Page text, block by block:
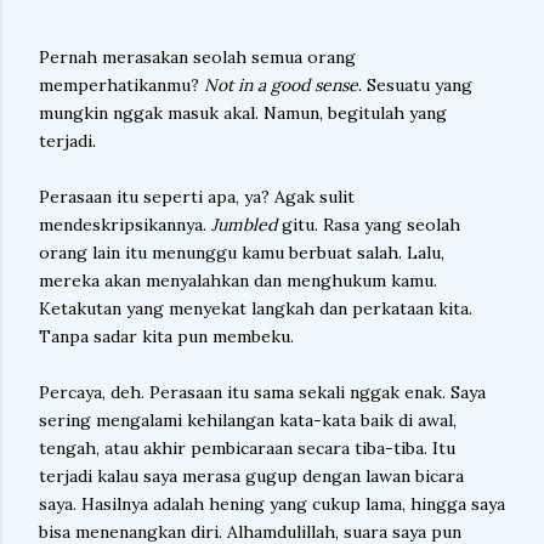
Pernah merasakan seolah semua orang
memperhatikanmu? Not in a good sense. Sesuatu yang
mungkin nggak masuk akal. Namun, begitulah yang
terjadi.
Perasaan itu seperti apa, ya? Agak sulit
mendeskripsikannya. Jumbledgitu. Rasa yang seolah
orang lain itu menunggu kamu berbuat salah. Lalu,
mereka akan menyalahkan dan menghukum kamu.
Ketakutan yang menyekat langkah dan perkataan kita.
Tanpa sadar kita pun membeku.
Percaya, deh. Perasaan itu sama sekali nggak enak. Saya
sering mengalami kehilangan kata-kata baik di awal,
tengah, atau akhir pembicaraan secara tiba-tiba. Itu
terjadi kalau saya merasa gugup dengan lawan bicara
saya. Hasilnya adalah hening yang cukup lama, hingga saya
bisa menenangkan diri. Alhamdulillah, suara saya pun